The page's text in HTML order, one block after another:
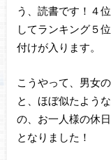
う、読書です！４
してランキング５
付けが入ります。
こうやって、男女
と、ほぼ似たよう
の、お一人様の休
となりました！